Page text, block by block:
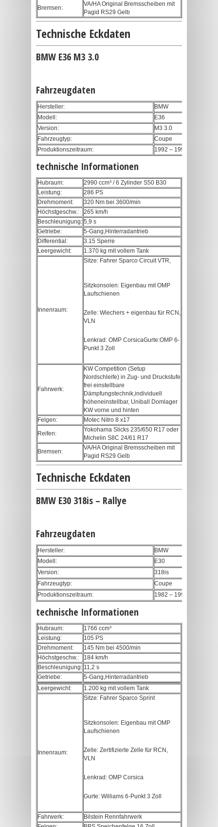
Bremsen:
VA/HA Original Bremsscheiben mit
Pagid RS29 Gelb
Technische Eckdaten
BMW E36 M3 3.0
Fahrzeugdaten
Hersteller:
BMW
Modell:
E36
Version:
M3 3.0
Fahrzeugtyp:
Coupe
Produktionszeitraum:
1992 – 1999
technische Informationen
Hubraum:
2990 ccm³ / 6 Zylinder S50 B30
Leistung:
286 PS
Drehmoment:
320 Nm bei 3600/min
Höchstgeschw.:
265 km/h
Beschleunigung: 5,9 s
Getriebe:
5-Gang,Hinterradantrieb
Differential:
3.15 Sperre
Leergewicht:
1.370 kg mit vollem Tank
Innenraum:
Sitze: Fahrer Sparco Circuit VTR,
Sitzkonsolen: Eigenbau mit OMP
Laufschienen
Zelle: Wiechers + eigenbau für RCN,
VLN
Lenkrad: OMP CorsicaGurte:OMP 6-
Punkt 3 Zoll
Fahrwerk:
KW Competition (Setup
Nordschleife) in Zug- und Druckstufe
frei einstellbare
Dämpfungstechnik,individuell
höheneinstellbar, Uniball Domlager
KW vorne und hinten
Felgen:
Motec Nitro 8 x17
Reifen:
Yokohama Slicks 235/650 R17 oder
Michelin S8C 24/61 R17
Bremsen:
VA/HA Original Bremsscheiben mit
Pagid RS29 Gelb
Technische Eckdaten
BMW E30 318is – Rallye
Fahrzeugdaten
Hersteller:
BMW
Modell:
E30
Version:
318is
Fahrzeugtyp:
Coupe
Produktionszeitraum:
1982 – 1994
technische Informationen
Hubraum:
1766 ccm³
Leistung:
105 PS
Drehmoment:
145 Nm bei 4500/min
Höchstgeschw.:
184 km/h
Beschleunigung: 11,2 s
Getriebe:
5-Gang,Hinterradantrieb
Leergewicht:
1.200 kg mit vollem Tank
Innenraum:
Sitze: Fahrer Sparco Sprint
Sitzkonsolen: Eigenbau mit OMP
Laufschienen
Zelle: Zertifizierte Zelle für RCN,
VLN
Lenkrad: OMP Corsica
Gurte: Williams 6-Punkt 3 Zoll
Fahrwerk:
Bilstein Rennfahrwerk